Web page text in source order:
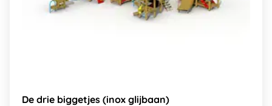
De drie biggetjes (inox glijbaan)